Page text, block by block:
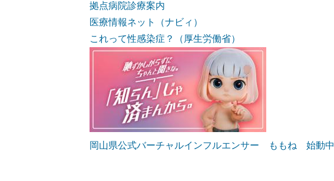
拠点病院診療案内
医療情報ネット（ナビィ）
これって性感染症？（厚生労働省）
岡山県公式バーチャルインフルエンサー ももね 始動中